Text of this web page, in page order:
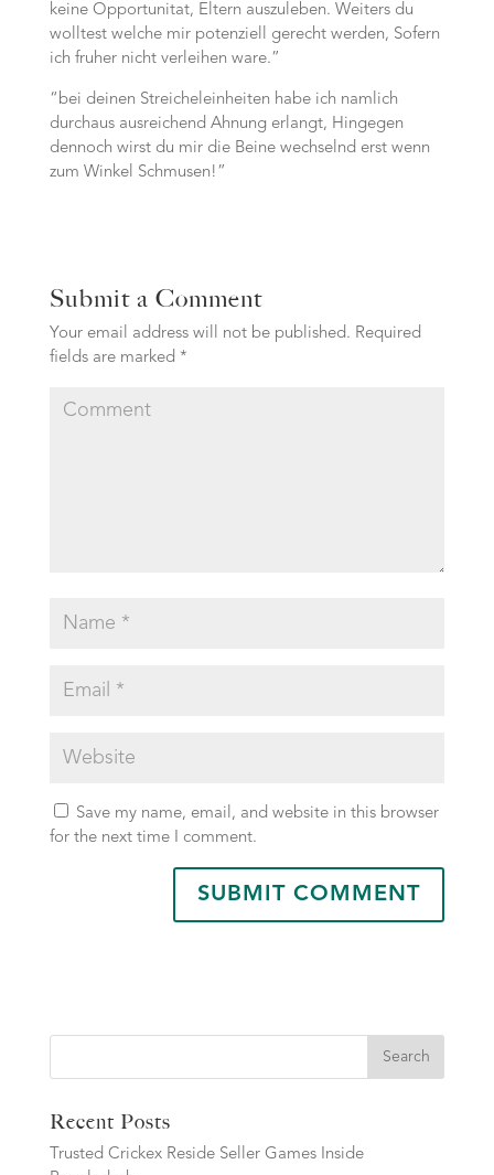
keine Opportunitat, Eltern auszuleben. Weiters du
wolltest welche mir potenziell gerecht werden, Sofern
ich fruher nicht verleihen ware.”
“bei deinen Streicheleinheiten habe ich namlich
durchaus ausreichend Ahnung erlangt, Hingegen
dennoch wirst du mir die Beine wechselnd erst wenn
zum Winkel Schmusen!”
Submit a Comment
Your email address will not be published. Required
fields are marked *
Save my name, email, and website in this browser
for the next time I comment.
Search
Recent Posts
Trusted Crickex Reside Seller Games Inside